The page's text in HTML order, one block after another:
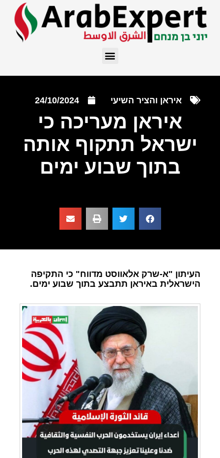
איראן והציר השיעי 24/10/2024
איראן מעריכה כי
ישראל תתקוף אותה
בתוך שבוע ימים
העיתון "א-שרק אלאווסט מדווח" כי התקיפה
הישראלית באיראן תתבצע בתוך שבוע ימים.